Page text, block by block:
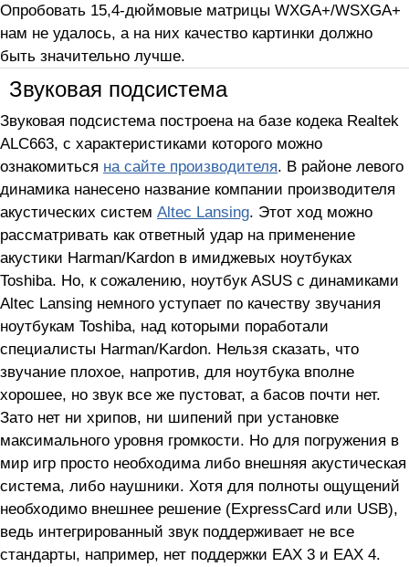
Опробовать 15,4-дюймовые матрицы WXGA+/WSXGA+
нам не удалось, а на них качество картинки должно
быть значительно лучше.
Звуковая подсистема
Звуковая подсистема построена на базе кодека Realtek
ALC663, с характеристиками которого можно
ознакомиться на сайте производителя. В районе левого
динамика нанесено название компании производителя
акустических систем Altec Lansing. Этот ход можно
рассматривать как ответный удар на применение
акустики Harman/Kardon в имиджевых ноутбуках
Toshiba. Но, к сожалению, ноутбук ASUS с динамиками
Altec Lansing немного уступает по качеству звучания
ноутбукам Toshiba, над которыми поработали
специалисты Harman/Kardon. Нельзя сказать, что
звучание плохое, напротив, для ноутбука вполне
хорошее, но звук все же пустоват, а басов почти нет.
Зато нет ни хрипов, ни шипений при установке
максимального уровня громкости. Но для погружения в
мир игр просто необходима либо внешняя акустическая
система, либо наушники. Хотя для полноты ощущений
необходимо внешнее решение (ExpressCard или USB),
ведь интегрированный звук поддерживает не все
стандарты, например, нет поддержки EAX 3 и EAX 4.